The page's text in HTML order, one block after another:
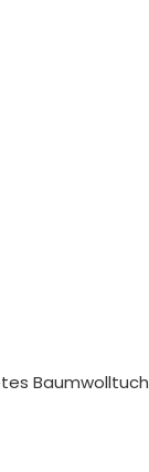
Baumwolltuch